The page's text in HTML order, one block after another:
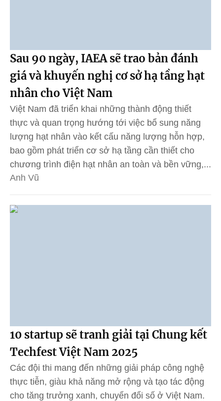
Sau 90 ngày, IAEA sẽ trao bản đánh
giá và khuyến nghị cơ sở hạ tầng hạt
nhân cho Việt Nam
Việt Nam đã triển khai những thành động thiết
thực và quan trọng hướng tới việc bổ sung năng
lượng hạt nhân vào kết cấu năng lượng hỗn hợp,
bao gồm phát triển cơ sở hạ tầng cần thiết cho
chương trình điện hạt nhân an toàn và bền vững,...
Anh Vũ
10 startup sẽ tranh giải tại Chung kết
Techfest Việt Nam 2025
Các đội thi mang đến những giải pháp công nghệ
thực tiễn, giàu khả năng mở rộng và tạo tác động
cho tăng trưởng xanh, chuyển đổi số ở Việt Nam.